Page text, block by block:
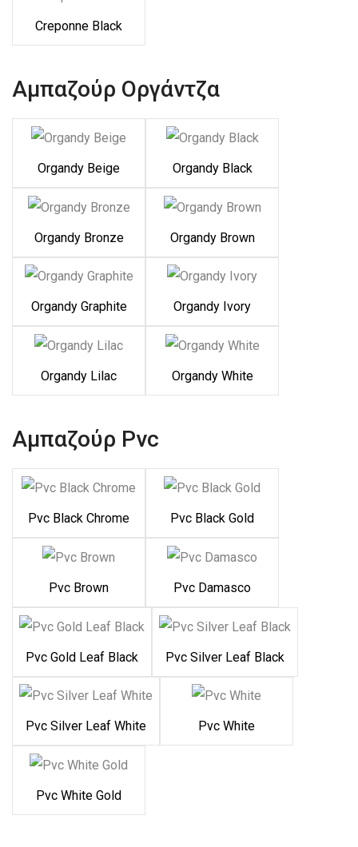
Creponne Black
Αμπαζούρ Οργάντζα
Organdy Beige Organdy Black
Organdy Bronze Organdy Brown
Organdy Graphite Organdy Ivory
Organdy Lilac Organdy White
Αμπαζούρ Pvc
Pvc Black Chrome Pvc Black Gold
Pvc Brown Pvc Damasco
Pvc Gold Leaf Black Pvc Silver Leaf Black
Pvc Silver Leaf White Pvc White
Pvc White Gold